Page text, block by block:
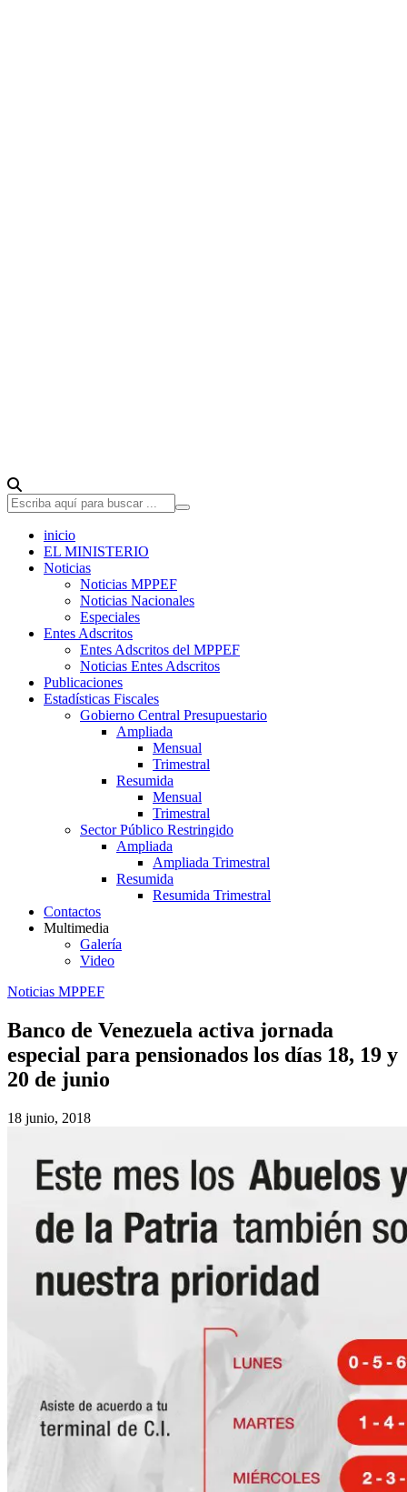
inicio
EL MINISTERIO
Noticias
Noticias MPPEF
Noticias Nacionales
Especiales
Entes Adscritos
Entes Adscritos del MPPEF
Noticias Entes Adscritos
Publicaciones
Estadísticas Fiscales
Gobierno Central Presupuestario
Ampliada
Mensual
Trimestral
Resumida
Mensual
Trimestral
Sector Público Restringido
Ampliada
Ampliada Trimestral
Resumida
Resumida Trimestral
Contactos
Multimedia
Galería
Video
Noticias MPPEF
Banco de Venezuela activa jornada
especial para pensionados los días 18, 19 y
20 de junio
18 junio, 2018